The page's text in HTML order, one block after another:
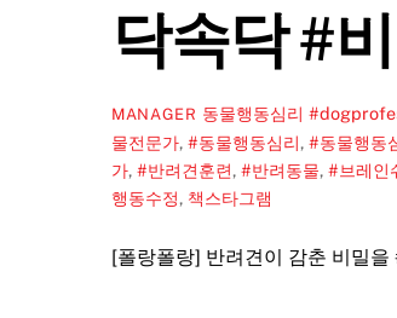
닥속닥 #
MANAGER 동물행동심리
물전문가, #동물행동심리, #동물행동
가, #반려견훈련, #반려동물, #브레인
행동수정, 책스타그램
[폴랑폴랑] 반려견이 감춘 비밀을